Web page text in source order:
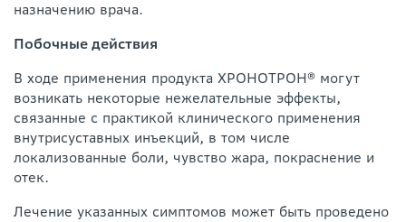
назначению врача.
Побочные действия
В ходе применения продукта ХРОНОТРОН® могут
возникать некоторые нежелательные эффекты,
связанные с практикой клинического применения
внутрисуставных инъекций, в том числе
локализованные боли, чувство жара, покраснение и
отек.
Лечение указанных симптомов может быть проведено